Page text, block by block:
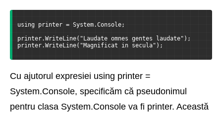
using printer = System.Console;
printer.WriteLine("Laudate omnes gentes laudate");
printer.WriteLine("Magnificat in secula");
Cu ajutorul expresiei using printer =
System.Console, specificăm că pseudonimul
pentru clasa System.Console va fi printer. Această